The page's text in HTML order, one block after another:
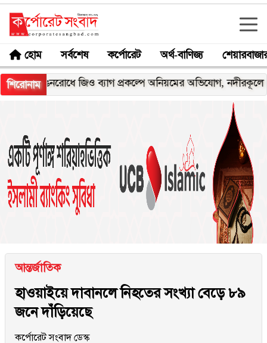
হোম সর্বশেষ কর্পোরেট অর্থ-বাণিজ্য
শিরোনাম জিও ব্যাগ প্রকল্পে অনিয়মের অভিযোগ, নদীরকূলে
আন্তর্জাতিক
হাওয়াইয়ে দাবানলে নিহতের সংখ্যা বেড়ে ৮৯
জনে দাঁড়িয়েছে
কর্পোরেট সংবাদ ডেস্ক